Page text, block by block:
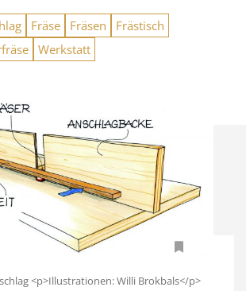
Fräse Fräsen
Frästisch
Werkstatt
<p>Illustrationen: Willi Brokbals</p>